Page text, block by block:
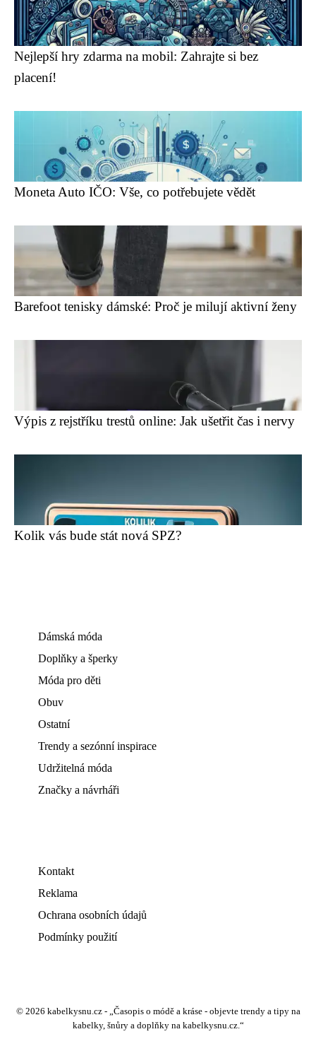
Nejlepší hry zdarma na mobil: Zahrajte si bez
placení!
Moneta Auto IČO: Vše, co potřebujete vědět
Barefoot tenisky dámské: Proč je milují aktivní ženy
Výpis z rejstříku trestů online: Jak ušetřit čas i nervy
Kolik vás bude stát nová SPZ?
Dámská móda
Doplňky a šperky
Móda pro děti
Obuv
Ostatní
Trendy a sezónní inspirace
Udržitelná móda
Značky a návrháři
Kontakt
Reklama
Ochrana osobních údajů
Podmínky použití
© 2026 kabelkysnu.cz - „Časopis o módě a kráse - objevte trendy a tipy na
kabelky, šnůry a doplňky na kabelkysnu.cz.“